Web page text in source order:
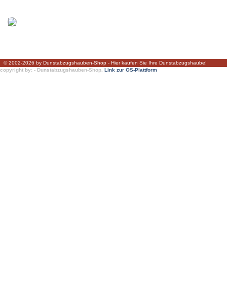
© 2002-2026 by Dunstabzugshauben-Shop - Hier kaufen Sie Ihre Dunstabzugshaube!
copyright by: - Dunstabzugshauben-Shop. Link zur OS-Plattform